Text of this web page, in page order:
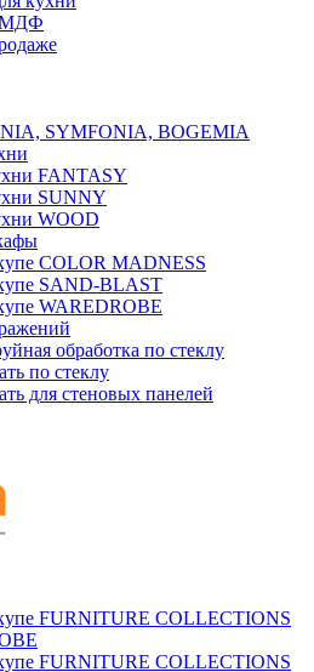
МДФ
SYMFONIA, BOGEMIA
FANTASY
SUNNY
WOOD
COLOR MADNESS
SAND-BLAST
WAREDROBE
обработка по стеклу
по стеклу
для стеновых панелей
FURNITURE COLLECTIONS
FURNITURE COLLECTIONS